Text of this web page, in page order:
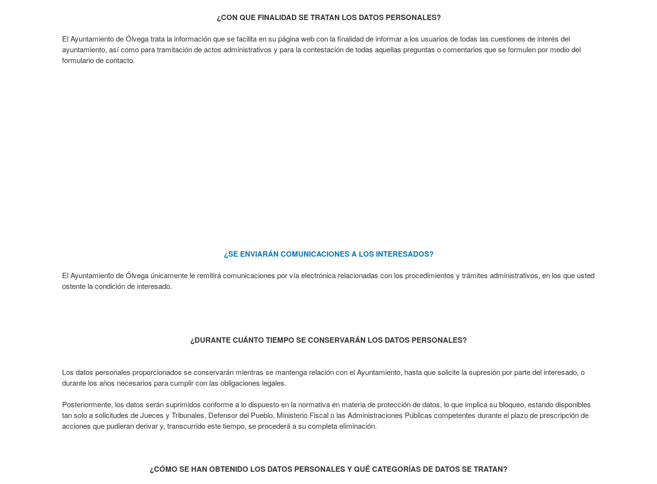
¿CON QUE FINALIDAD SE TRATAN LOS DATOS PERSONALES?
El Ayuntamiento de Ólvega trata la información que se facilita en su página web con la finalidad de informar a los usuarios de todas las cuestiones de interés del
ayuntamiento, así como para tramitación de actos administrativos y para la contestación de todas aquellas preguntas o comentarios que se formulen por medio del
formulario de contacto.
¿SE ENVIARÁN COMUNICACIONES A LOS INTERESADOS?
El Ayuntamiento de Ólvega únicamente le remitirá comunicaciones por vía electrónica relacionadas con los procedimientos y trámites administrativos, en los que usted
ostente la condición de interesado.
¿DURANTE CUÁNTO TIEMPO SE CONSERVARÁN LOS DATOS PERSONALES?
Los datos personales proporcionados se conservarán mientras se mantenga relación con el Ayuntamiento, hasta que solicite la supresión por parte del interesado, o
durante los años necesarios para cumplir con las obligaciones legales.
Posteriormente, los datos serán suprimidos conforme a lo dispuesto en la normativa en materia de protección de datos, lo que implica su bloqueo, estando disponibles
tan solo a solicitudes de Jueces y Tribunales, Defensor del Pueblo, Ministerio Fiscal o las Administraciones Públicas competentes durante el plazo de prescripción de
acciones que pudieran derivar y, transcurrido este tiempo, se procederá a su completa eliminación.
¿CÓMO SE HAN OBTENIDO LOS DATOS PERSONALES Y QUÉ CATEGORÍAS DE DATOS SE TRATAN?